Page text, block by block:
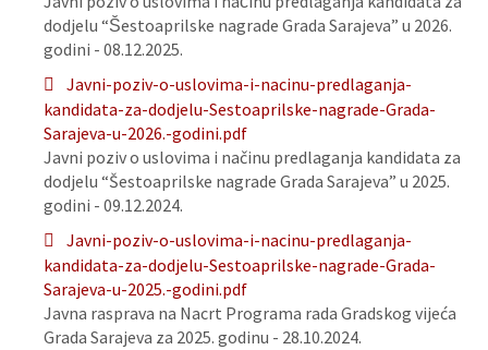
dodjelu “Šestoaprilske nagrade Grada Sarajeva” u 2026.
godini - 08.12.2025.
Javni-poziv-o-uslovima-i-nacinu-predlaganja-
kandidata-za-dodjelu-Sestoaprilske-nagrade-Grada-
Sarajeva-u-2026.-godini.pdf
Javni poziv o uslovima i načinu predlaganja kandidata za
dodjelu “Šestoaprilske nagrade Grada Sarajeva” u 2025.
godini - 09.12.2024.
Javni-poziv-o-uslovima-i-nacinu-predlaganja-
kandidata-za-dodjelu-Sestoaprilske-nagrade-Grada-
Sarajeva-u-2025.-godini.pdf
Javna rasprava na Nacrt Programa rada Gradskog vijeća
Grada Sarajeva za 2025. godinu - 28.10.2024.